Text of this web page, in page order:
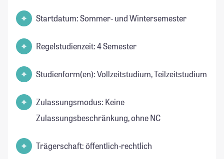
Startdatum: Sommer- und Wintersemester
Regelstudienzeit: 4 Semester
Studienform(en): Vollzeitstudium, Teilzeitstudium
Zulassungsmodus: Keine
Zulassungsbeschränkung, ohne NC
Trägerschaft: öffentlich-rechtlich